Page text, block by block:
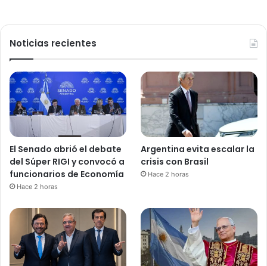
Noticias recientes
El Senado abrió el debate
del Súper RIGI y convocó a
funcionarios de Economía
Hace 2 horas
Argentina evita escalar la
crisis con Brasil
Hace 2 horas